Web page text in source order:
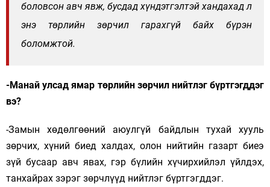
боловсон авч явж, бусдад хүндэтгэлтэй хандахад л
энэ төрлийн зөрчил гарахгүй байх бүрэн
боломжтой.
-Манай улсад ямар төрлийн зөрчил нийтлэг бүртгэгддэг
вэ?
-Замын хөдөлгөөний аюулгүй байдлын тухай хууль
зөрчих, хүний биед халдах, олон нийтийн газарт биеэ
зүй бусаар авч явах, гэр бүлийн хүчирхийлэл үйлдэх,
танхайрах зэрэг зөрчлүүд нийтлэг бүртгэгддэг.